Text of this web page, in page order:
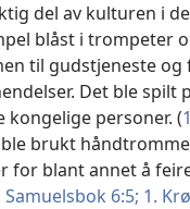
del av kulturen i
blåst i trompeter
til gudstjeneste
Det ble spilt
kongelige personer. (
brukt
for blant annet å
Samuelsbok 6:5; 1.